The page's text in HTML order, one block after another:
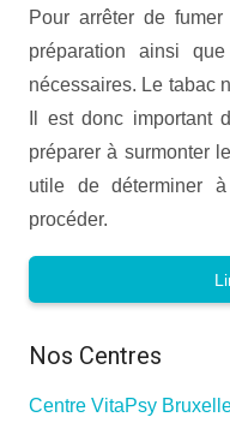
Pour arrêter de
préparation ainsi
nécessaires. Le tabac
Il est donc important
préparer à surmonter
utile de déterminer
procéder.
Nos Centres
Centre VitaPsy